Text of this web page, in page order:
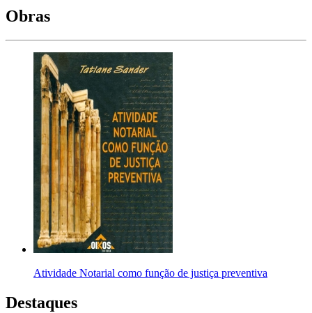
Obras
Atividade Notarial como função de justiça preventiva
Destaques